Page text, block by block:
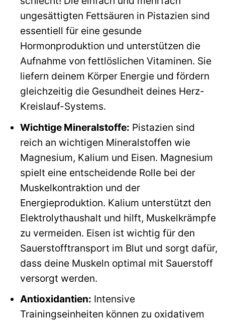
ungesättigten Fettsäuren in Pistazien sind
essentiell für eine gesunde
Hormonproduktion und unterstützen die
Aufnahme von fettlöslichen Vitaminen. Sie
liefern deinem Körper Energie und fördern
gleichzeitig die Gesundheit deines Herz-
Kreislauf-Systems.
Wichtige Mineralstoffe: Pistazien sind
reich an wichtigen Mineralstoffen wie
Magnesium, Kalium und Eisen. Magnesium
spielt eine entscheidende Rolle bei der
Muskelkontraktion und der
Energieproduktion. Kalium unterstützt den
Elektrolythaushalt und hilft, Muskelkrämpfe
zu vermeiden. Eisen ist wichtig für den
Sauerstofftransport im Blut und sorgt dafür,
dass deine Muskeln optimal mit Sauerstoff
versorgt werden.
Antioxidantien: Intensive
Trainingseinheiten können zu oxidativem